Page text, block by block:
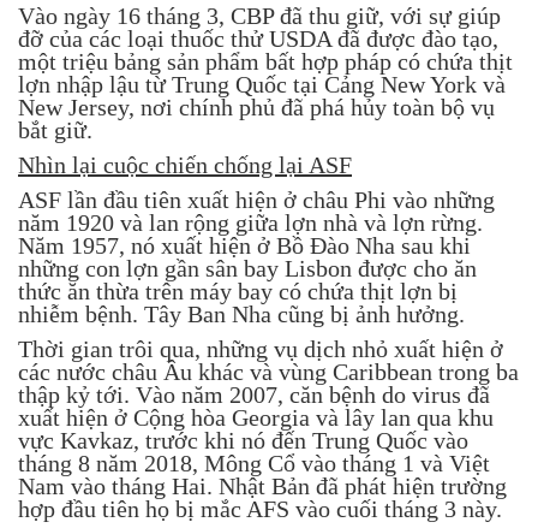
Vào ngày 16 tháng 3, CBP đã thu giữ, với sự giúp
đỡ của các loại thuốc thử USDA đã được đào tạo,
một triệu bảng sản phẩm bất hợp pháp có chứa thịt
lợn nhập lậu từ Trung Quốc tại Cảng New York và
New Jersey, nơi chính phủ đã phá hủy toàn bộ vụ
bắt giữ.
Nhìn lại cuộc chiến chống lại ASF
ASF lần đầu tiên xuất hiện ở châu Phi vào những
năm 1920 và lan rộng giữa lợn nhà và lợn rừng.
Năm 1957, nó xuất hiện ở Bồ Đào Nha sau khi
những con lợn gần sân bay Lisbon được cho ăn
thức ăn thừa trên máy bay có chứa thịt lợn bị
nhiễm bệnh. Tây Ban Nha cũng bị ảnh hưởng.
Thời gian trôi qua, những vụ dịch nhỏ xuất hiện ở
các nước châu Âu khác và vùng Caribbean trong ba
thập kỷ tới. Vào năm 2007, căn bệnh do virus đã
xuất hiện ở Cộng hòa Georgia và lây lan qua khu
vực Kavkaz, trước khi nó đến Trung Quốc vào
tháng 8 năm 2018, Mông Cổ vào tháng 1 và Việt
Nam vào tháng Hai. Nhật Bản đã phát hiện trường
hợp đầu tiên họ bị mắc AFS vào cuối tháng 3 này.